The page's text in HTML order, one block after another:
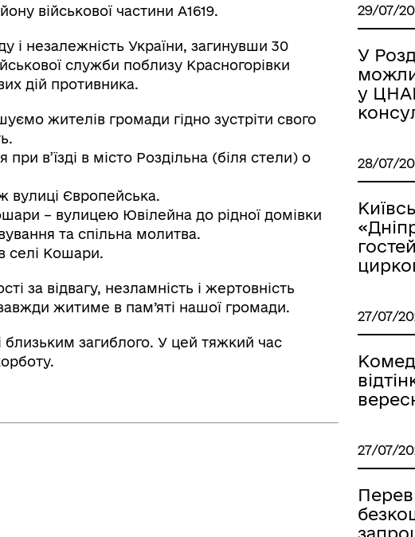
Радіаційний фон Електронна черга в ТЦК
військової частини А1619.
і незалежність України, загинувши 30
служби поблизу Красногорівки
дій противника.
жителів громади гідно зустріти свого
в’їзді в місто Роздільна (біля стели) о
вулиці Європейська.
– вулицею Ювілейна до рідної домівки
та спільна молитва.
селі Кошари.
за відвагу, незламність і жертовність
житиме в пам’яті нашої громади.
загиблого. У цей тяжкий час
29/07/
У
у
28/07/
27/07/
27/07/